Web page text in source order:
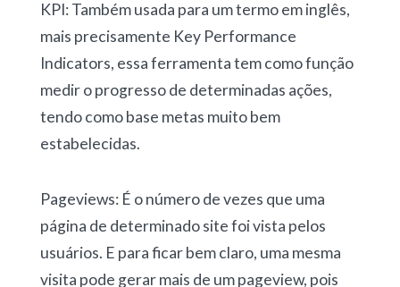
KPI: Também usada para um termo em inglês,
mais precisamente Key Performance
Indicators, essa ferramenta tem como função
medir o progresso de determinadas ações,
tendo como base metas muito bem
estabelecidas.
Pageviews: É o número de vezes que uma
página de determinado site foi vista pelos
usuários. E para ficar bem claro, uma mesma
visita pode gerar mais de um pageview, pois